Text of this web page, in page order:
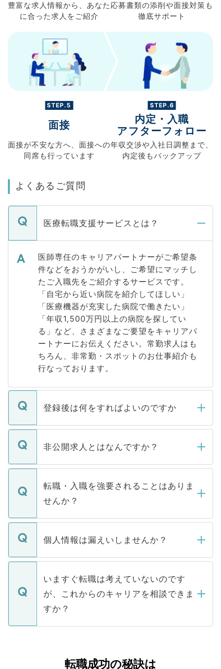
豊富な求人情報から、 あなた
に合った求人を ご紹介
応募書類の添削や面接対策も
徹底サポート
STEP.5
面接
面接が不安な方へ、 面接への
同席も行っています
STEP.6
内定・入職
アフターフォロー
年収交渉や入社日調整まで、
内定後もバックアップ
よくあるご質問
医療転職支援サービスとは？
医師専任のキャリアパートナーがご希望条
件などをおうかがいし、ご希望にマッチし
たご入職先をご紹介するサービスです。
「自宅から近い病院を紹介してほしい」
「医療機器が充実した病院で働きたい」
「年収1,500万円以上の病院を探してい
る」など、さまざまなご要望をキャリアパ
ートナーにお伝えください。常勤求人はも
ちろん、非常勤・スポットのお仕事紹介も
行なっております。
登録後は何をすればよいのですか
ご登録いただきましたら、弊社担当者がご
登録内容を確認し、その後メールもしくは
ます。通常、5営業日以内にはご連絡をせて
いただきますので、しばらくお待ちくださ
非公開求人とはなんですか？
マイナビDOCTORで取り扱っている求人の
うち約3割は、Webサイトからご覧いただ
けない「非公開求人」です。非公開求人は
下記の理由によって、一般には公開してい
ません。
■応募殺到を避けるため 人気のある医療機
関を公にしてしまうと、応募が殺到する場
に、医療機関が求める条件に合った人材の
みを人材紹介会社に依頼するケースが増え
ています。
転職・入職を強要されることはありま
せんか？
転職・入職を強要することは一切ありませ
ん。また、仮に応募先から内定をいただい
定を承諾する必要はありません。内定先へ
の辞退の連絡はキャリアパートナーが行い
個人情報は漏えいしませんか？
個人情報が漏えいすることはありませんの
で、ご安心ください。当サイトからの登録
などで収集したご登録者様の個人情報は、
ご本人のキャリアアップおよび転職活動の
支援を目的に使用いたします。お預かりし
ているすべての個人データはご本人の許可
は、個人情報の取り扱いについての厳密な
いますぐ転職は考えていないのです
が、これからのキャリアを相談できま
すか？
かがいして、現在の医療機関の状況や紹介
転職成功の秘訣は